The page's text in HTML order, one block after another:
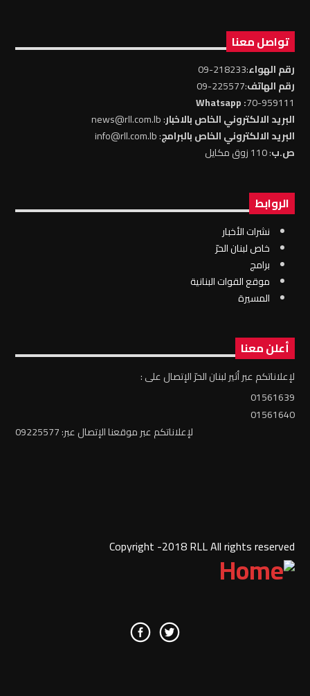
تواصل معنا
رقم الهواء:218233-09
رقم الهاتف:225577-09
70-959111
: Whatsapp
البريد الالكتروني الخاص بالاخبار: news@rll.com.lb
البريد الالكتروني الخاص بالبرامج: info@rll.com.lb
ص.ب: 110 زوق مكايل
الروابط
نشرات الأخبار
خاص لبنان الحرّ
برامج
موقع القوات البنانية
المسيرة
أعلن معنا
لإعلاناتكم عبر أثير لبنان الحرّ الإتصال على :
01561639
01561640
لإعلاناتكم عبر موقعنا الإتصال عبر: 09225577
Copyright -2018 RLL All rights reserved